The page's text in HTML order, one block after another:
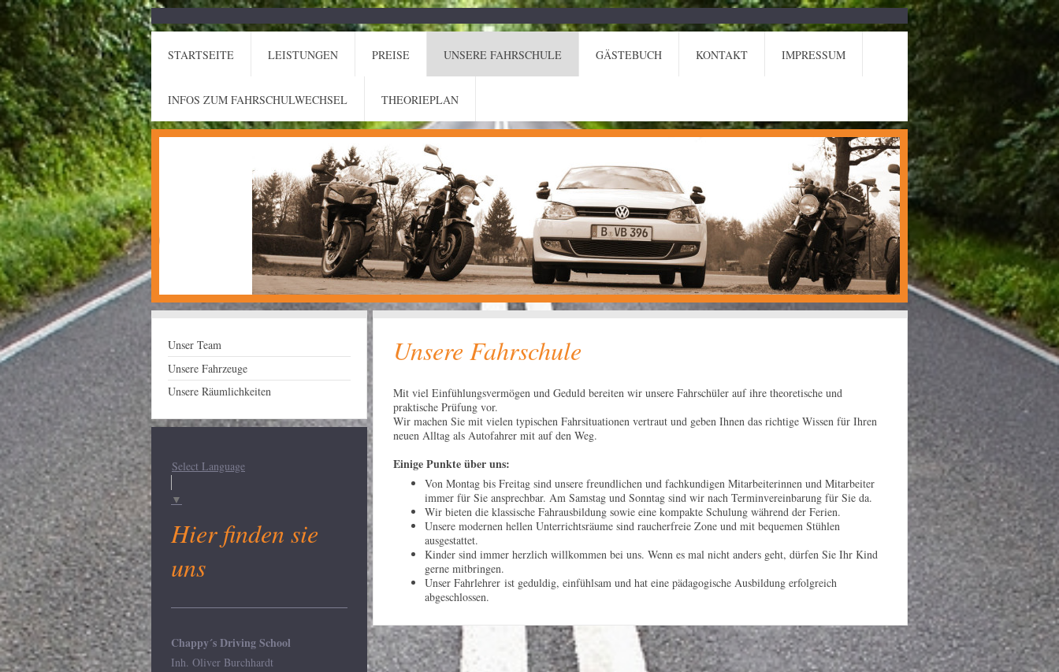
STARTSEITE LEISTUNGEN PREISE UNSERE FAHRSCHULE GÄSTEBUCH KONTAKT IMPRESSUM
INFOS ZUM FAHRSCHULWECHSEL THEORIEPLAN
Unsere Fahrschule
Mit viel Einfühlungsvermögen und Geduld bereiten wir unsere Fahrschüler auf ihre theoretische und
praktische Prüfung vor.
Wir machen Sie mit vielen typischen Fahrsituationen vertraut und geben Ihnen das richtige Wissen für Ihren
neuen Alltag als Autofahrer mit auf den Weg.
Einige Punkte über uns:
Von Montag bis Freitag sind unsere freundlichen und fachkundigen Mitarbeiterinnen und Mitarbeiter
immer für Sie ansprechbar. Am Samstag und Sonntag sind wir nach Terminvereinbarung für Sie da.
Wir bieten die klassische Fahrausbildung sowie eine kompakte Schulung während der Ferien.
Unsere modernen hellen Unterrichtsräume sind raucherfreie Zone und mit bequemen Stühlen
ausgestattet.
Kinder sind immer herzlich willkommen bei uns. Wenn es mal nicht anders geht, dürfen Sie Ihr Kind
gerne mitbringen.
Unser Fahrlehrer ist geduldig, einfühlsam und hat eine pädagogische Ausbildung erfolgreich
abgeschlossen.
Unser Team
Unsere Fahrzeuge
Unsere Räumlichkeiten
Select Language
▼
Hier finden sie
uns
Chappy´s Driving School
Inh. Oliver Burchhardt